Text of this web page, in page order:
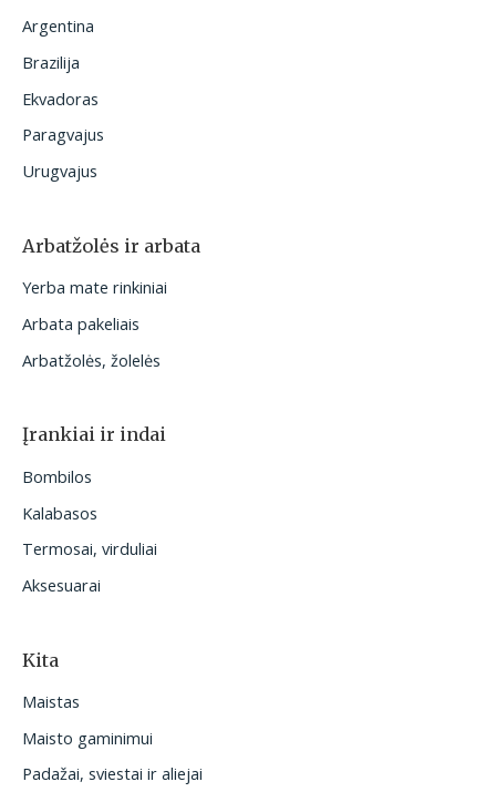
Argentina
Brazilija
Ekvadoras
Paragvajus
Urugvajus
Arbatžolės ir arbata
Yerba mate rinkiniai
Arbata pakeliais
Arbatžolės, žolelės
Įrankiai ir indai
Bombilos
Kalabasos
Termosai, virduliai
Aksesuarai
Kita
Maistas
Maisto gaminimui
Padažai, sviestai ir aliejai